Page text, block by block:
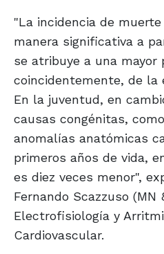
"La incidencia de
manera significativa a
se atribuye a una mayor
coincidentemente, de la
En la juventud, en
causas congénitas,
anomalías anatómicas
primeros años de vida,
es diez veces menor",
Fernando Scazzuso (MN
Electrofisiología y
Cardiovascular.